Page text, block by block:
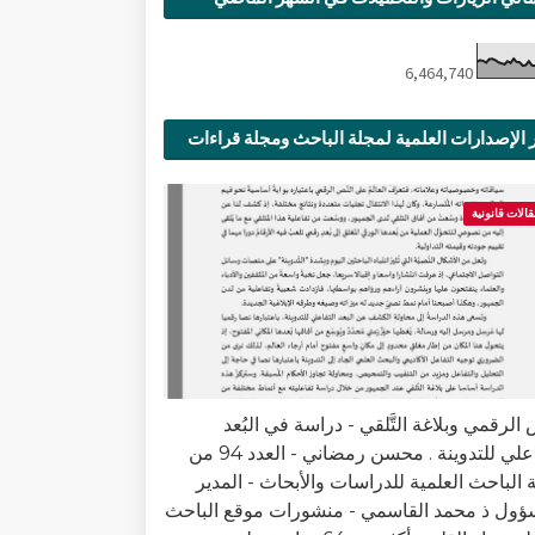
6,464,740
الإصدارات العلمية لمجلة الباحث ومجلة قراءات
قانونية
الرقمي وبلاغة التَّلقي - دراسة في البُعد
التفاعلي للتدوينة . محسن رمضاني - العدد 94 من
الباحث العلمية للدراسات والأبحاث - المدير
ذ محمد القاسمي - منشورات موقع الباحث